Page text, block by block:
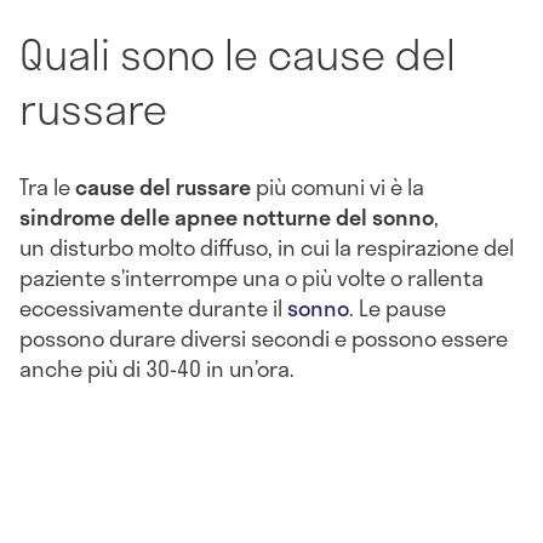
Quali sono le cause del
russare
Tra lecause del russarepiù comuni vi è la
sindrome delle apnee notturne del sonno,
un disturbo molto diffuso, in cui la respirazione del
paziente s’interrompe una o più volte o rallenta
eccessivamente durante il sonno. Le pause
possono durare diversi secondi e possono essere
anche più di 30-40 in un’ora.